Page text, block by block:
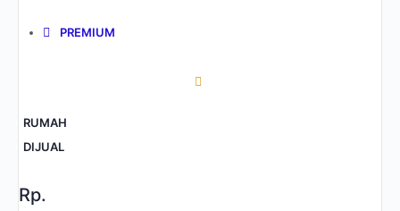
PREMIUM
RUMAH
DIJUAL
Rp.